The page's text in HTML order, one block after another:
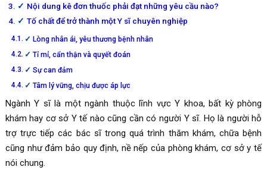
Nội dung kê đơn thuốc phải đạt những yêu cầu nào?
Tố chất để trở thành một Y sĩ chuyên nghiệp
Lòng nhân ái, yêu thương bệnh nhân
Tỉ mỉ, cẩn thận và quyết đoán
Sự can đảm
Tâm lý vững, chịu được áp lực
Ngành Y sĩ là một ngành thuộc lĩnh vực Y khoa, bất kỳ phòng
khám hay cơ sở Y tế nào cũng cần có người Y sĩ. Họ là người hỗ
trợ trực tiếp các bác sĩ trong quá trình thăm khám, chữa bệnh
cũng như đảm bảo quy định, nề nếp của phòng khám, cơ sở y tế
nói chung.